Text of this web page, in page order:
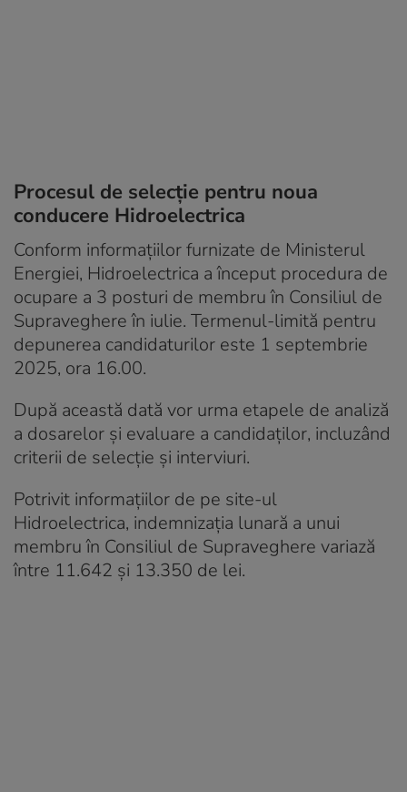
Procesul de selecție pentru noua
conducere Hidroelectrica
Conform informațiilor furnizate de Ministerul
Energiei, Hidroelectrica a început procedura de
ocupare a 3 posturi de membru în Consiliul de
Supraveghere în iulie. Termenul-limită pentru
depunerea candidaturilor este 1 septembrie
2025, ora 16.00.
După această dată vor urma etapele de analiză
a dosarelor și evaluare a candidaților, incluzând
criterii de selecție și interviuri.
Potrivit informațiilor de pe site-ul
Hidroelectrica, indemnizația lunară a unui
membru în Consiliul de Supraveghere variază
între 11.642 și 13.350 de lei.